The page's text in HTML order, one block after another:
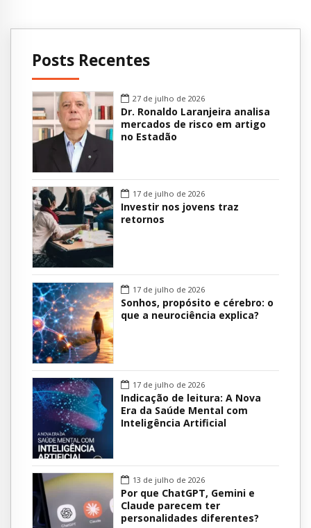
Posts Recentes
27 de julho de 2026
Dr. Ronaldo Laranjeira analisa
mercados de risco em artigo
no Estadão
17 de julho de 2026
Investir nos jovens traz
retornos
17 de julho de 2026
Sonhos, propósito e cérebro: o
que a neurociência explica?
17 de julho de 2026
Indicação de leitura: A Nova
Era da Saúde Mental com
Inteligência Artificial
13 de julho de 2026
Por que ChatGPT, Gemini e
Claude parecem ter
personalidades diferentes?